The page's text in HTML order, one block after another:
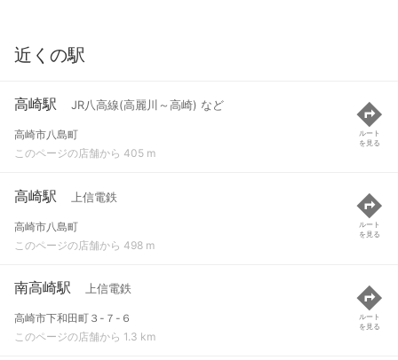
近くの駅
高崎駅 JR八高線(高麗川～高崎) など
高崎市八島町
このページの店舗から 405 m
ルート
を見る
高崎駅 上信電鉄
高崎市八島町
このページの店舗から 498 m
ルート
を見る
南高崎駅 上信電鉄
高崎市下和田町３-７-６
このページの店舗から 1.3 km
ルート
を見る